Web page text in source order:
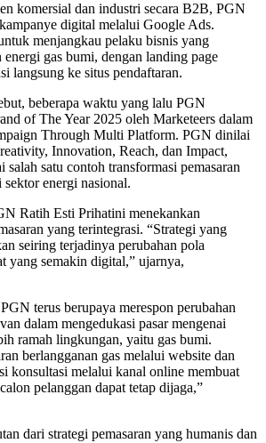
komersial dan industri secara B2B, PGN
digital melalui Google Ads.
menjangkau pelaku bisnis yang
gas bumi, dengan landing page
langsung ke situs pendaftaran.
beberapa waktu yang lalu PGN
of The Year 2025 oleh Marketeers dalam
Through Multi Platform. PGN dinilai
Innovation, Reach, dan Impact,
salah satu contoh transformasi pemasaran
energi nasional.
Ratih Esti Prihatini menekankan
yang terintegrasi. “Strategi yang
seiring terjadinya perubahan pola
yang semakin digital,” ujarnya,
terus berupaya merespon perubahan
dalam mengedukasi pasar mengenai
ramah lingkungan, yaitu gas bumi.
berlangganan gas melalui website dan
konsultasi melalui kanal online membuat
pelanggan dapat tetap dijaga,”
dari strategi pemasaran yang humanis dan